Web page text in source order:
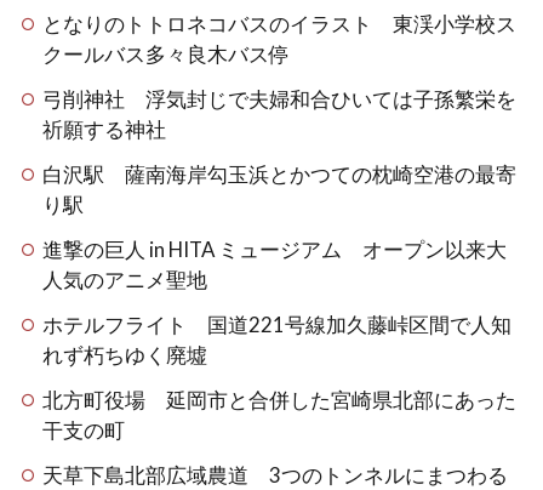
となりのトトロネコバスのイラスト 東渓小学校ス
クールバス多々良木バス停
弓削神社 浮気封じで夫婦和合ひいては子孫繁栄を
祈願する神社
白沢駅 薩南海岸勾玉浜とかつての枕崎空港の最寄
り駅
進撃の巨人 in HITA ミュージアム オープン以来大
人気のアニメ聖地
ホテルフライト 国道221号線加久藤峠区間で人知
れず朽ちゆく廃墟
北方町役場 延岡市と合併した宮崎県北部にあった
干支の町
天草下島北部広域農道 3つのトンネルにまつわる